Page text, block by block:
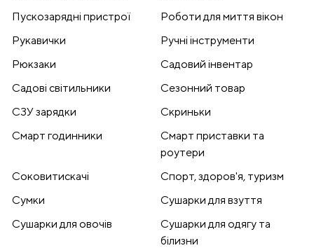
Пускозарядні пристрої
Роботи для миття вікон
Рукавички
Ручні інструменти
Рюкзаки
Садовий інвентар
Садові світильники
Сезонний товар
СЗУ зарядки
Скриньки
Смарт годинники
Смарт приставки та
роутери
Соковитискачі
Спорт, здоров'я, туризм
Сумки
Сушарки для взуття
Сушарки для овочів
Сушарки для одягу та
білизни